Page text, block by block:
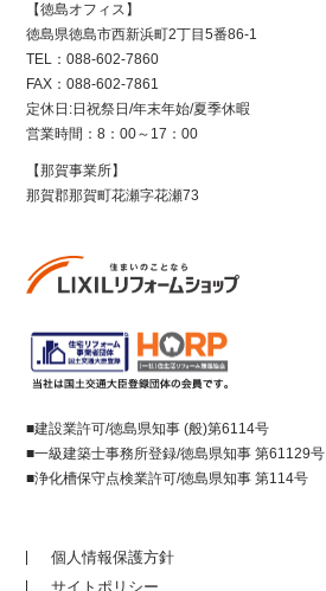
【徳島オフィス】
徳島県徳島市西新浜町2丁目5番86-1
TEL：088-602-7860
FAX：088-602-7861
定休日:日祝祭日/年末年始/夏季休暇
営業時間：8：00～17：00
【那賀事業所】
那賀郡那賀町花瀬字花瀬73
■建設業許可/徳島県知事 (般)第6114号
■一級建築士事務所登録/徳島県知事 第61129号
■浄化槽保守点検業許可/徳島県知事 第114号
個人情報保護方針
サイトポリシー